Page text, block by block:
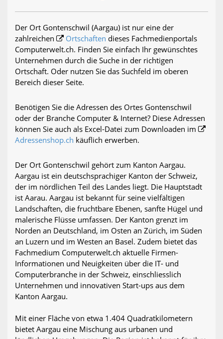
Der Ort Gontenschwil (Aargau) ist nur eine der
zahlreichen
Ortschaften dieses Fachmedienportals
Computerwelt.ch. Finden Sie einfach Ihr gewünschtes
Unternehmen durch die Suche in der richtigen
Ortschaft. Oder nutzen Sie das Suchfeld im oberen
Bereich dieser Seite.
Benötigen Sie die Adressen des Ortes Gontenschwil
oder der Branche Computer & Internet? Diese Adressen
können Sie auch als Excel-Datei zum Downloaden im
Adressenshop.ch käuflich erwerben.
Der Ort Gontenschwil gehört zum Kanton Aargau.
Aargau ist ein deutschsprachiger Kanton der Schweiz,
der im nördlichen Teil des Landes liegt. Die Hauptstadt
ist Aarau. Aargau ist bekannt für seine vielfältigen
Landschaften, die fruchtbare Ebenen, sanfte Hügel und
malerische Flüsse umfassen. Der Kanton grenzt im
Norden an Deutschland, im Osten an Zürich, im Süden
an Luzern und im Westen an Basel. Zudem bietet das
Fachmedium Computerwelt.ch aktuelle Firmen-
Informationen und Neuigkeiten über die IT- und
Computerbranche in der Schweiz, einschliesslich
Unternehmen und innovativen Start-ups aus dem
Kanton Aargau.
Mit einer Fläche von etwa 1.404 Quadratkilometern
bietet Aargau eine Mischung aus urbanen und